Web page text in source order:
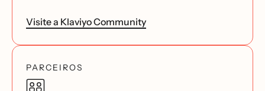
Visite a Klaviyo Community
PARCEIROS